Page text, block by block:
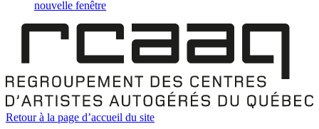
nouvelle fenêtre
Retour à la page d’accueil du site